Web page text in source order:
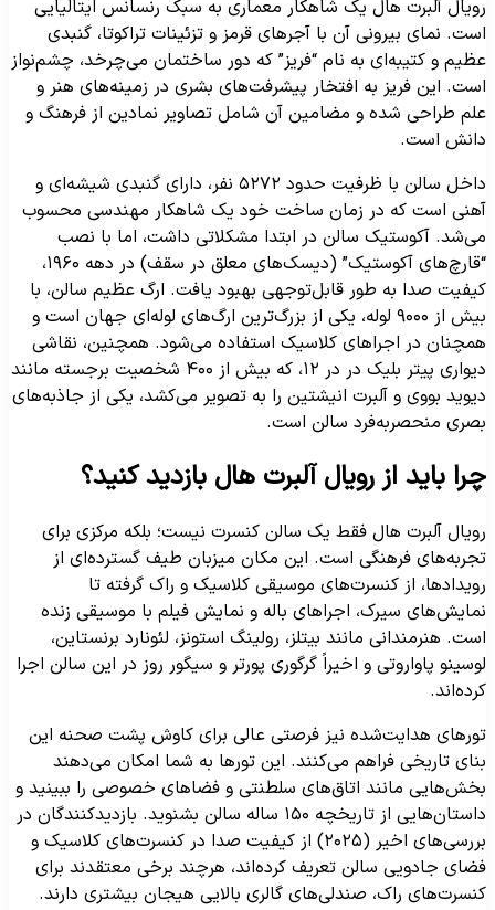
آلبرت هال یک شاهکار معماری به سبک رنسانس ایتالیایی
نمای بیرونی آن با آجرهای قرمز و تزئینات تراکوتا، گنبدی
و کتیبه‌ای به نام “فریز” که دور ساختمان می‌چرخد، چشم‌نواز
این فریز به افتخار پیشرفت‌های بشری در زمینه‌های هنر و
طراحی شده و مضامین آن شامل تصاویر نمادین از فرهنگ و
است.
داخل سالن با ظرفیت حدود ۵۲۷۲ نفر، دارای گنبدی شیشه‌ای و
است که در زمان ساخت خود یک شاهکار مهندسی محسوب
آکوستیک سالن در ابتدا مشکلاتی داشت، اما با نصب
“قارچ‌های آکوستیک” (دیسک‌های معلق در سقف) در دهه ۱۹۶۰،
صدا به طور قابل‌توجهی بهبود یافت. ارگ عظیم سالن، با
بیش از ۹۰۰۰ لوله، یکی از بزرگ‌ترین ارگ‌های لوله‌ای جهان است و
در اجراهای کلاسیک استفاده می‌شود. همچنین، نقاشی
دیواری پیتر بلیک در در ۱۲، که بیش از ۴۰۰ شخصیت برجسته مانند
بووی و آلبرت انیشتین را به تصویر می‌کشد، یکی از جاذبه‌های
منحصربه‌فرد سالن است.
باید از رویال آلبرت هال بازدید کنید؟
آلبرت هال فقط یک سالن کنسرت نیست؛ بلکه مرکزی برای
فرهنگی است. این مکان میزبان طیف گسترده‌ای از
از کنسرت‌های موسیقی کلاسیک و راک گرفته تا
سیرک، اجراهای باله و نمایش فیلم با موسیقی زنده
هنرمندانی مانند بیتلز، رولینگ استونز، لئونارد برنستاین،
پاواروتی و اخیراً گرگوری پورتر و سیگور روز در این سالن اجرا
هدایت‌شده نیز فرصتی عالی برای کاوش پشت صحنه این
تاریخی فراهم می‌کنند. این تورها به شما امکان می‌دهند
مانند اتاق‌های سلطنتی و فضاهای خصوصی را ببینید و
داستان‌هایی از تاریخچه ۱۵۰ ساله سالن بشنوید. بازدیدکنندگان در
بررسی‌های اخیر (۲۰۲۵) از کیفیت صدا در کنسرت‌های کلاسیک و
جادویی سالن تعریف کرده‌اند، هرچند برخی معتقدند برای
راک، صندلی‌های گالری بالایی هیجان بیشتری دارند.